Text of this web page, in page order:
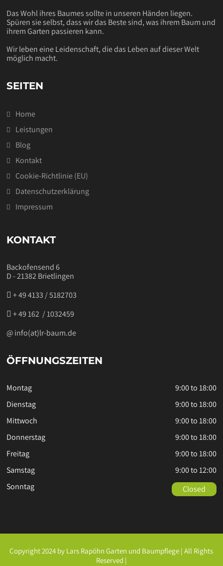
Das Wohl ihres Baumes sollte in unseren Händen liegen.
Spüren sie selbst, dass wir das Beste sind, was ihrem Baum und
ihrem Garten passieren kann.
Wir leben eine Leidenschaft, die das Leben auf dieser Welt
möglich macht.
SEITEN
Home
Leistungen
Blog
Kontakt
Cookie-Richtlinie (EU)
Datenschutzerklärung
Impressum
KONTAKT
Backofensend 6
D - 21382 Brietlingen
+ 49 4133 / 5182703
‭ + 49 162 / 1032459‬
@ info(at)lr-baum.de
ÖFFNUNGSZEITEN
Montag
9:00 to 18:00
Dienstag
9:00 to 18:00
Mittwoch
9:00 to 18:00
Donnerstag
9:00 to 18:00
Freitag
9:00 to 18:00
Samstag
9:00 to 12:00
Sonntag
Closed
Copyright 2024 by Lars Rapöhn Garten und Baumpflege | All Rights
Reserved |